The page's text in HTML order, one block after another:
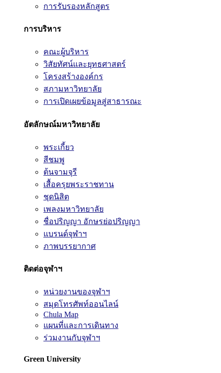
การรับรองหลักสูตร
การบริหาร
คณะผู้บริหาร
วิสัยทัศน์และยุทธศาสตร์
โครงสร้างองค์กร
สภามหาวิทยาลัย
การเปิดเผยข้อมูลสู่สาธารณะ
อัตลักษณ์มหาวิทยาลัย
พระเกี้ยว
สีชมพู
ต้นจามจุรี
เสื้อครุยพระราชทาน
ชุดนิสิต
เพลงมหาวิทยาลัย
ชื่อปริญญา อักษรย่อปริญญา
แบรนด์จุฬาฯ
ภาพบรรยากาศ
ติดต่อจุฬาฯ
หน่วยงานของจุฬาฯ
สมุดโทรศัพท์ออนไลน์
Chula Map
แผนที่และการเดินทาง
ร่วมงานกับจุฬาฯ
Green University